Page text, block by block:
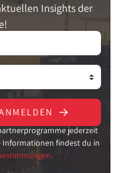
Insights der
jederzeit
findest du in